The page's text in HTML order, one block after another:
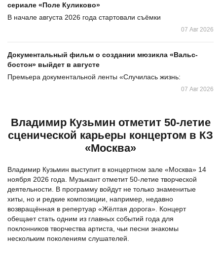
сериале «Поле Куликово»
В начале августа 2026 года стартовали съёмки
07 Авг 2026
Документальный фильм о создании мюзикла «Вальс-
бостон» выйдет в августе
Премьера документальной ленты «Случилась жизнь:
07 Авг 2026
Владимир Кузьмин отметит 50-летие
сценической карьеры концертом в КЗ
«Москва»
Владимир Кузьмин выступит в концертном зале «Москва» 14
ноября 2026 года. Музыкант отметит 50-летие творческой
деятельности. В программу войдут не только знаменитые
хиты, но и редкие композиции, например, недавно
возвращённая в репертуар «Жёлтая дорога». Концерт
обещает стать одним из главных событий года для
поклонников творчества артиста, чьи песни знакомы
нескольким поколениям слушателей.